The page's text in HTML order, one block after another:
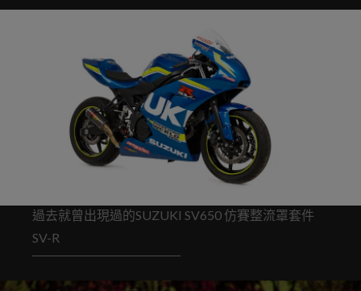
過去就曾出現過的SUZUKI SV650 仿賽整流罩套件
SV-R